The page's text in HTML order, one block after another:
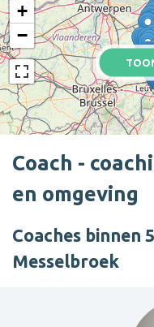
+
−
Coach -
en omgeving
Coaches binnen
Messelbroek